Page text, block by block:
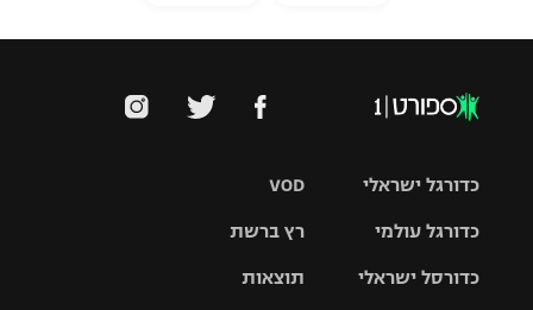
VOD
רץ ברשת
תוצאות
כדורגל ישראלי
כדורגל עולמי
כדורסל ישראלי